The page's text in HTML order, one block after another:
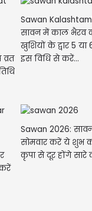
Sawan
सावन में काल भैरव
खुशियों के द्वार 5
इस विधि से करें...
Sawan 2026:
सोमवार करें ये शुभ
कृपा से दूर होंगे सारे